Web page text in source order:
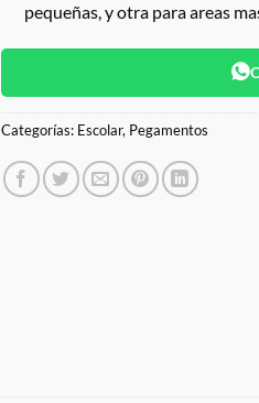
pequeñas, y otra para areas
Categorías: Escolar, Pegamentos